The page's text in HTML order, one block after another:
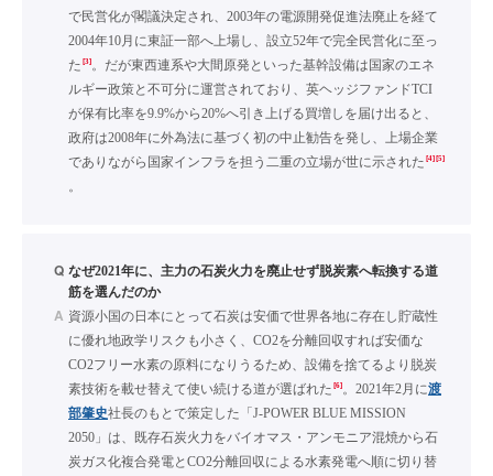
で民営化が閣議決定され、2003年の電源開発促進法廃止を経て
2004年10月に東証一部へ上場し、設立52年で完全民営化に至っ
た [3]。だが東西連系や大間原発といった基幹設備は国家のエネ
ルギー政策と不可分に運営されており、英ヘッジファンドTCI
が保有比率を9.9%から20%へ引き上げる買増しを届け出ると、
政府は2008年に外為法に基づく初の中止勧告を発し、上場企業
でありながら国家インフラを担う二重の立場が世に示された [4][5]
。
Q なぜ2021年に、主力の石炭火力を廃止せず脱炭素へ転換する道
筋を選んだのか
A 資源小国の日本にとって石炭は安価で世界各地に存在し貯蔵性
に優れ地政学リスクも小さく、CO2を分離回収すれば安価な
CO2フリー水素の原料になりうるため、設備を捨てるより脱炭
素技術を載せ替えて使い続ける道が選ばれた [6]。2021年2月に渡
部肇史社長のもとで策定した「J-POWER BLUE MISSION
2050」は、既存石炭火力をバイオマス・アンモニア混焼から石
炭ガス化複合発電とCO2分離回収による水素発電へ順に切り替